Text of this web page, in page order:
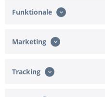
Express-Versand
Merken
Funktionale
Marketing
Tracking